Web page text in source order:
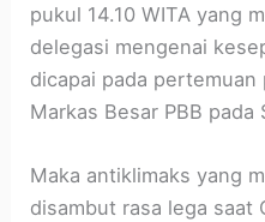
pukul 14.10 WITA yang
delegasi mengenai
dicapai pada pertemuan
Markas Besar PBB pada
Maka antiklimaks yang
disambut rasa lega saat